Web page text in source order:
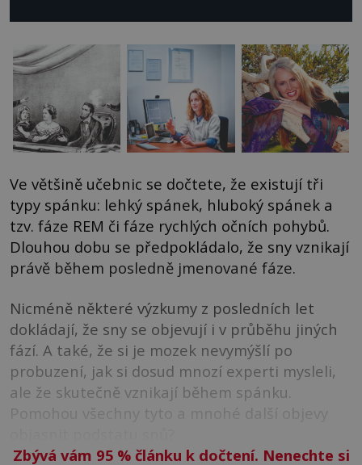
Ve většině učebnic se dočtete, že existují tři
typy spánku: lehký spánek, hluboký spánek a
tzv. fáze REM či fáze rychlých očních pohybů.
Dlouhou dobu se předpokládalo, že sny vznikají
právě během posledně jmenované fáze.
Nicméně některé výzkumy z posledních let
dokládají, že sny se objevují i v průběhu jiných
fází. A také, že si je mozek nevymýšlí po
probuzení, jak si dosud mnozí experti mysleli,
ale že skutečně vznikají během spánku.
Pomohou všechny tyto a mnohé další objevy
Zbývá vám 95 %článku k dočtení. Nenechte si